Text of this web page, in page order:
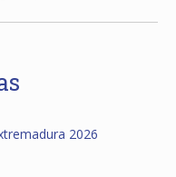
2026